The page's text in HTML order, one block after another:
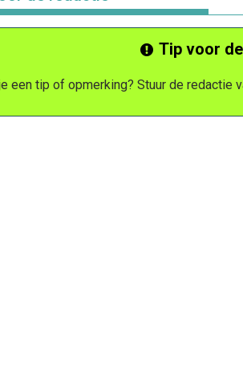
Tip voor
een tip of opmerking? Stuur de redactie